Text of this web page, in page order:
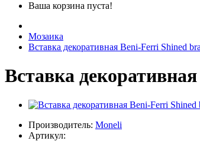
Ваша корзина пуста!
Мозаика
Вставка декоративная Beni-Ferri Shined
Вставка
Производитель: Moneli
Артикул: